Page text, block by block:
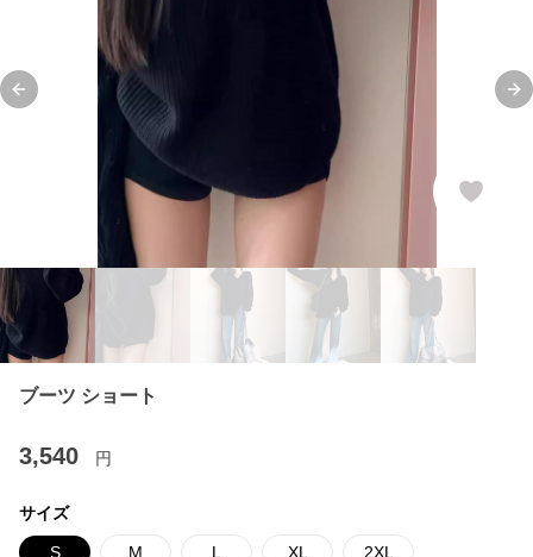
Previous slide
ブーツ ショート
3,540 円
サイズ
S M L XL 2XL